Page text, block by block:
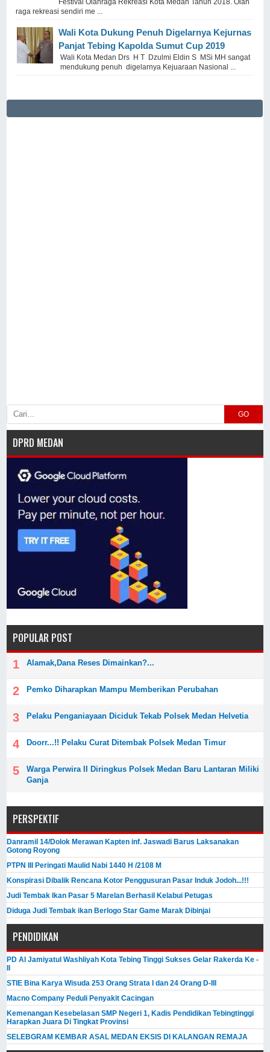
Festival Olahraga Rekreasi Kota Medan Tahun 2018. Olah
raga rekreasi sendiri me ...
Wali Kota Dukung Penuh Digelarnya Kejurnas
Panjat Tebing Kapolda Sumut Cup 2019
Wali Kota Medan Drs H T Dzulmi Eldin S MSi MH sangat
mendukung penuh digelarnya Kejuaraan Nasional ...
GO
DPRD MEDAN
POPULAR POST
Alamak,Dana Reses Dimainkan?...
Pemko Diharapkan Mampu Memberikan Perubahan
Pelaku Penganiayaan Diciduk Tekab Polsek Medan Helvetia
Doorr...!! Pelaku Curat Ditembak Polsek Medan Timur
Warga Perwira II Diringkus Polsek Medan Baru Lantaran Miliki
Ganja
PERSPEKTIF
Danramil 14/Dolok Merawan Kapten inf. Jaswadi Barus Laksanakan
Gotong Royong
PTPN III Peringati Maulid Nabi 1440 H /2108 M
Konspirasi Dibalik Rencana Kotor Penggusuran Pasar Induk Jodoh...!!!
Judi Tembak Ikan Pasar 5 Marelan Berhasil Kelabui Petugas
Diduga Judi Tembak ikan Berlogo Star Game Marak Dibinjai
PENDIDIKAN
PD Al Jamiyatul Washliyah Kota Tebing Tinggi Sukses Gelar Rakerda Ke -
II
STIE Bina Karya Wisuda 253 Orang Strata I dan 24 Orang D-III
Macno Company Peduli Penyakit Cacingan
Kemenangan Kesebelasan SMP Negeri 1, Kadis Pendidikan Tebingtinggi
Harapkan Juara Di Tingkat Provinsi
SELEBGRAM KEMBAR ASAL MEDAN EKSIS DI KALANGAN REMAJA